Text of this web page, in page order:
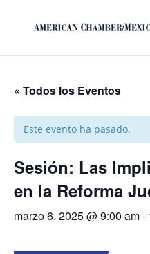
« Todos los Eventos
Este evento ha pasado.
Sesión: Las
en la Reforma
marzo 6, 2025 @ 9:00 am-